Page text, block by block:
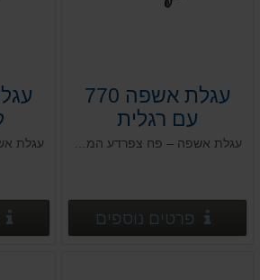
עגלת אשפה 770
עם רגלית
פרטים נוספים פרטים